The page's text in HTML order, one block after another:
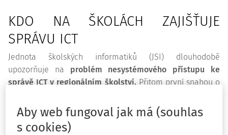
KDO NA ŠKOLÁCH ZAJIŠŤUJE
SPRÁVU ICT
Jednota školských informatiků (JSI) dlouhodobě
upozorňuje na problém nesystémového přístupu ke
správě ICT v regionálním školství.Přitom první snahou o
pomocí vhodné strategie byl před lety projekt „Internet
do škol“
(Státní informační politika ve vzdělávání, dále jen
„SIPVZ“). V rámci realizace projektu SIPVZ se pojmenovaly
Aby web fungoval jak má (souhlas
s cookies)